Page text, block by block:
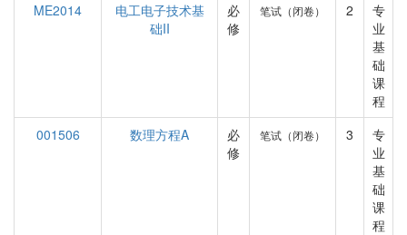
ME2014
电工电子技术基
础II
必
修
笔试（闭卷） 2
专
业
基
础
课
程
001506
数理方程A
必
修
笔试（闭卷） 3
专
业
基
础
课
程